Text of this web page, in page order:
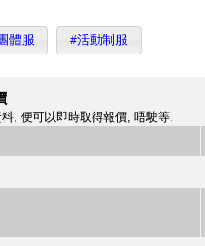
體服 #活動制服
, 便可以即時取得報價, 唔駛等.